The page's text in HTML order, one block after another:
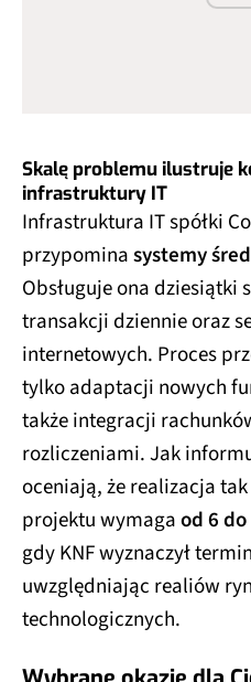
Skalę problemu ilustruje
infrastruktury IT
Infrastruktura IT spółki
przypominasystemy
Obsługuje ona dziesiątki
transakcji dziennie oraz
internetowych. Proces
tylko adaptacji nowych
także integracji
rozliczeniami. Jak
oceniają, że realizacja
projektu wymagaod 6
gdy KNF wyznaczył
uwzględniając realiów
technologicznych.